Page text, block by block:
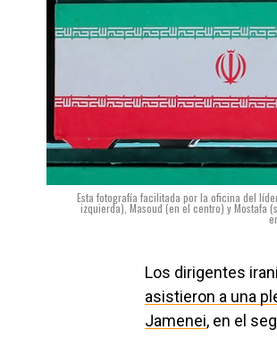
Esta fotografía facilitada por la oficina del
izquierda), Masoud (en el centro) y Mostafa
Los dirigentes
asistieron a una
Jamenei, en el